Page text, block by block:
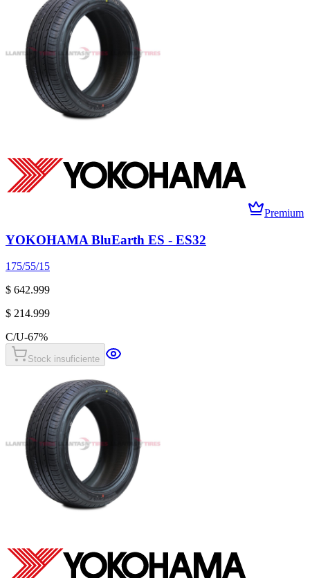
Premium
YOKOHAMA BluEarth ES - ES32
175/55/15
$ 642.999
$ 214.999
C/U-67%
Stock insuficiente